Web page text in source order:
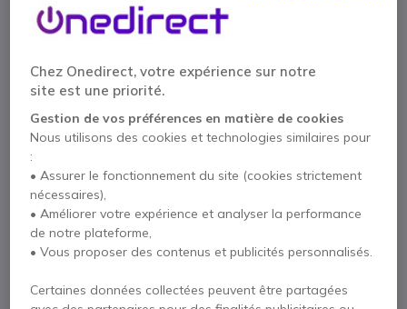
DEVIS EN 4 HEURES
3 ans de garantie
Payez en 4 sans frais (
) Afficher plus
Chez Onedirect, votre expérience sur notre
site est une priorité.
Gestion de vos préférences en matière de cookies
Nous utilisons des cookies et technologies similaires pour
:
• Assurer le fonctionnement du site (cookies strictement
nécessaires),
• Améliorer votre expérience et analyser la performance
de notre plateforme,
• Vous proposer des contenus et publicités personnalisés.
Certaines données collectées peuvent être partagées